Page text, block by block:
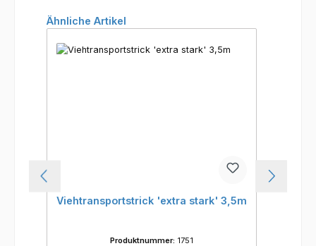
Produktgalerie überspringen
Ähnliche Artikel
Viehtransportstrick 'extra stark' 3,5m
Produktnummer: 1751